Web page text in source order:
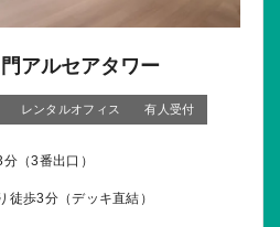
アルセアタワー
レンタルオフィス 有人受付
（3番出口）
徒歩3分（デッキ直結）